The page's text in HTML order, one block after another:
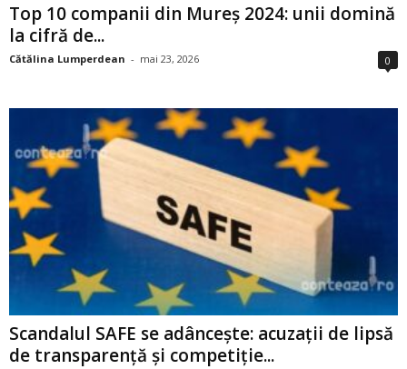
Top 10 companii din Mureș 2024: unii domină
la cifră de...
Cătălina Lumperdean - mai 23, 2026 0
Scandalul SAFE se adâncește: acuzații de lipsă
de transparență și competiție...